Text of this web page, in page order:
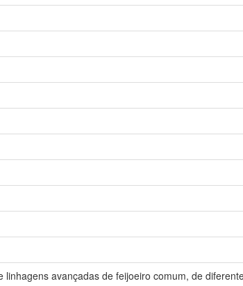
avançadas de feijoeiro comum, de